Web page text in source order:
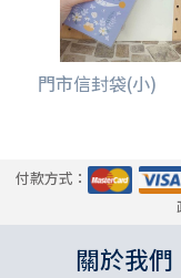
門市信封袋(小)
付款方式：
關於我們